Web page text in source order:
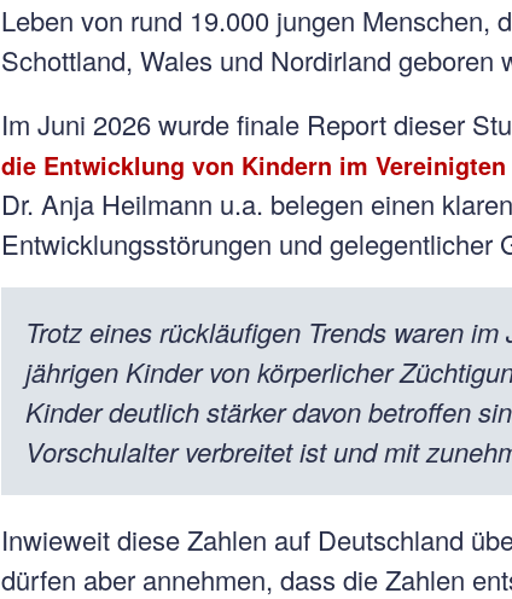
Leben von rund 19.000 jungen Menschen,
Schottland, Wales und Nordirland geboren
Im Juni 2026 wurde finale Report dieser
die Entwicklung von Kindern im
Dr. Anja Heilmann u.a. belegen einen
Entwicklungsstörungen und gelegentlicher
Trotz eines rückläufigen Trends waren
jährigen Kinder von körperlicher
Kinder deutlich stärker davon betroffen
Vorschulalter verbreitet ist und mit
Inwieweit diese Zahlen auf Deutschland
dürfen aber annehmen, dass die Zahlen